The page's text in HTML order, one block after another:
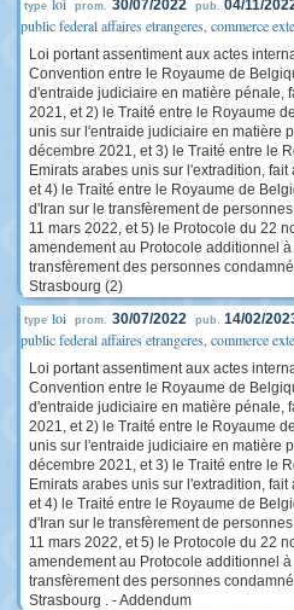
type prom. 30/07/2022 pub. 04/11/
public federal affaires etrangeres, commerce
Loi portant assentiment aux actes
Convention entre le Royaume de
d'entraide judiciaire en matière pénale,
2021, et 2) le Traité entre le Royaume
unis sur l'entraide judiciaire en matière
décembre 2021, et 3) le Traité entre le
Emirats arabes unis sur l'extradition, fait
et 4) le Traité entre le Royaume de
d'Iran sur le transfèrement de
11 mars 2022, et 5) le Protocole du 22
amendement au Protocole additionnel
transfèrement des personnes
Strasbourg (2)
type loi prom. 30/07/2022 pub. 14/02/
public federal affaires etrangeres, commerce
Loi portant assentiment aux actes
Convention entre le Royaume de
d'entraide judiciaire en matière pénale,
2021, et 2) le Traité entre le Royaume
unis sur l'entraide judiciaire en matière
décembre 2021, et 3) le Traité entre le
Emirats arabes unis sur l'extradition, fait
et 4) le Traité entre le Royaume de
d'Iran sur le transfèrement de
11 mars 2022, et 5) le Protocole du 22
amendement au Protocole additionnel
transfèrement des personnes
Strasbourg . - Addendum